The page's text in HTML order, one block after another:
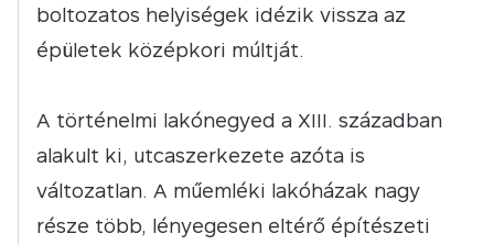
boltozatos helyiségek idézik vissza az
épületek középkori múltját.
A történelmi lakónegyed a XIII. században
alakult ki, utcaszerkezete azóta is
változatlan. A műemléki lakóházak nagy
része több, lényegesen eltérő építészeti